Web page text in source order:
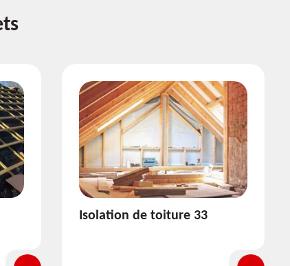
Pose et nettoyage de